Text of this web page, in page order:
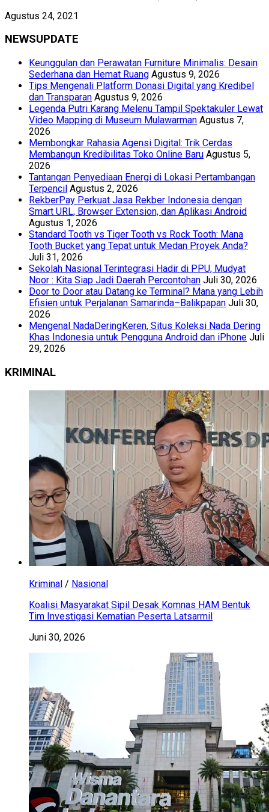
Agustus 24, 2021
NEWSUPDATE
Keunggulan dan Perawatan Furniture Minimalis: Desain
Sederhana dan Hemat Ruang Agustus 9, 2026
Tips Mengenali Platform Donasi Digital yang Kredibel
dan Transparan Agustus 9, 2026
Legenda Putri Karang Melenu Tampil Spektakuler Lewat
Video Mapping di Museum Mulawarman Agustus 7,
2026
Membongkar Rahasia Agensi Digital: Trik Cerdas
Membangun Kredibilitas Toko Online Baru Agustus 5,
2026
Tantangan Penyediaan Energi di Lokasi Pertambangan
Terpencil Agustus 2, 2026
RekberPay Perkuat Jasa Rekber Indonesia dengan
Smart URL, Browser Extension, dan Aplikasi Android
Agustus 1, 2026
Standard Tooth vs Tiger Tooth vs Rock Tooth: Mana
Tooth Bucket yang Tepat untuk Medan Proyek Anda?
Juli 31, 2026
Sekolah Nasional Terintegrasi Hadir di PPU, Mudyat
Noor : Kita Siap Jadi Daerah Percontohan Juli 30, 2026
Door to Door atau Datang ke Terminal? Mana yang Lebih
Efisien untuk Perjalanan Samarinda–Balikpapan Juli 30,
2026
Mengenal NadaDeringKeren, Situs Koleksi Nada Dering
Khas Indonesia untuk Pengguna Android dan iPhone Juli
29, 2026
KRIMINAL
Kriminal / Nasional
Koalisi Masyarakat Sipil Desak Komnas HAM Bentuk
Tim Investigasi Kematian Peserta Latsarmil
Juni 30, 2026